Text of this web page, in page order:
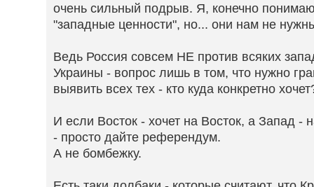
очень сильный подрыв. Я, конечно
"западные ценности", но... они нам не
Ведь Россия совсем НЕ против всяких
Украины - вопрос лишь в том, что нужно
выявить всех тех - кто куда конкретно
И если Восток - хочет на Восток, а Запад -
- просто дайте референдум.
А не бомбежку.